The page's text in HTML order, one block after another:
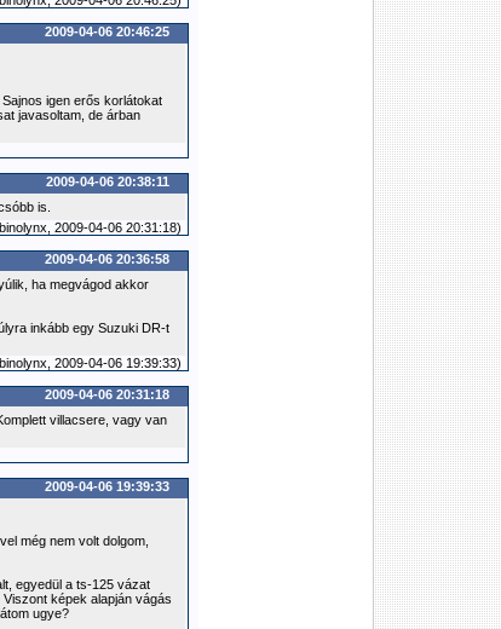
2009-04-06 20:46:25
igen erős korlátokat
javasoltam, de árban
2009-04-06 20:38:11
is.
2009-04-06 20:31:18)
2009-04-06 20:36:58
ha megvágod akkor
inkább egy Suzuki DR-t
2009-04-06 19:39:33)
2009-04-06 20:31:18
villacsere, vagy van
2009-04-06 19:39:33
még nem volt dolgom,
egyedül a ts-125 vázat
képek alapján vágás
ugye?